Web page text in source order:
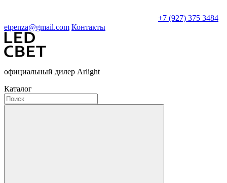
+7 (927) 375 3484
etpenza@gmail.com Контакты
официальный дилер Arlight
Каталог